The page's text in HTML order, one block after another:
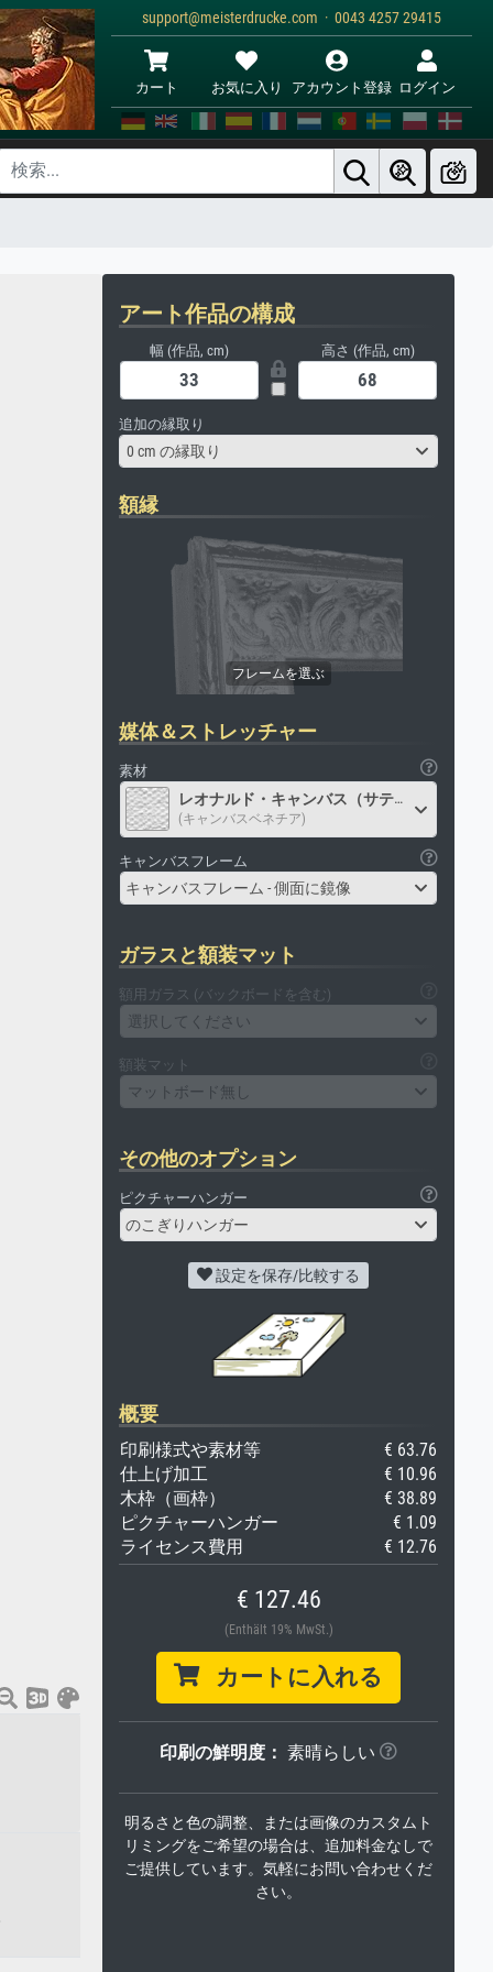
support@meisterdrucke.com · 0043 4257 29415
カート お気に入り アカウント登録 ログイン
アート作品の構成
幅 (作品, cm) 高さ (作品, cm)
追加の縁取り
0 cm の縁取り
額縁
媒体＆ストレッチャー
素材
レオナルド・キャンバス（サテン）
(キャンバスベネチア)
キャンバスフレーム
キャンバスフレーム - 側面に鏡像
ガラスと額装マット
額用ガラス (バックボードを含む)
選択してください
額装マット
マットボード無し
その他のオプション
ピクチャーハンガー
のこぎりハンガー
設定を保存/比較する
概要
印刷様式や素材等
€ 63.76
仕上げ加工
€ 10.96
木枠（画枠）
€ 38.89
ピクチャーハンガー
€ 1.09
ライセンス費用
€ 12.76
€ 127.46
(Enthält 19% MwSt.)
カートに入れる
印刷の鮮明度： 素晴らしい
明るさと色の調整、または画像のカスタムト
リミングをご希望の場合は、追加料金なしで
ご提供しています。気軽にお問い合わせくだ
さい。